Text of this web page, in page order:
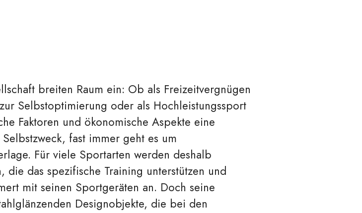
breiten Raum ein: Ob als Freizeitvergnügen
Selbstoptimierung oder als Hochleistungssport
Faktoren und ökonomische Aspekte eine
fast immer geht es um
Für viele Sportarten werden deshalb
das spezifische Training unterstützen und
mit seinen Sportgeräten an. Doch seine
Designobjekte, die bei den